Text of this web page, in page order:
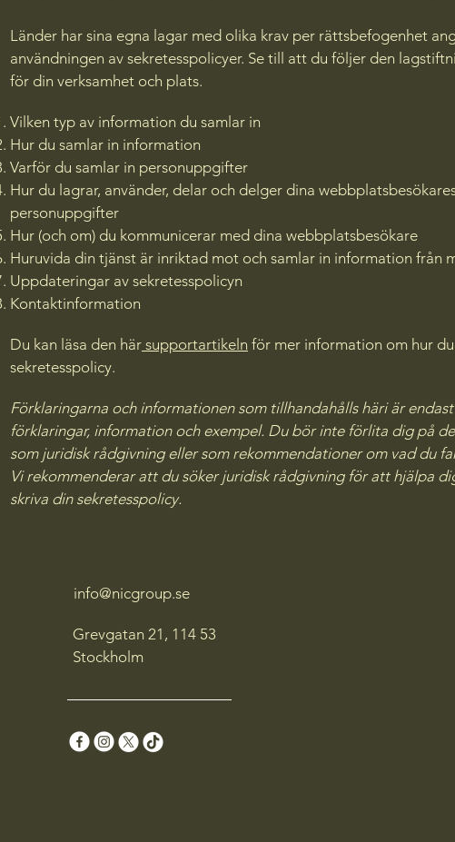
Länder har sina egna lagar med olika krav per rättsbefogenhet
användningen av sekretesspolicyer. Se till att du följer den
för din verksamhet och plats.
Vilken typ av information du samlar in
Hur du samlar in information
Varför du samlar in personuppgifter
Hur du lagrar, använder, delar och delger dina
personuppgifter
Hur (och om) du kommunicerar med dina webbplatsbesökare
Huruvida din tjänst är inriktad mot och samlar in information från
Uppdateringar av sekretesspolicyn
Kontaktinformation
Du kan läsa den här supportartikeln för mer information om hur
sekretesspolicy.
Förklaringarna och informationen som tillhandahålls häri är
förklaringar, information och exempel. Du bör inte förlita dig på
som juridisk rådgivning eller som rekommendationer om vad du
Vi rekommenderar att du söker juridisk rådgivning för att hjälpa
skriva din sekretesspolicy.
info@nicgroup.se
Grevgatan 21, 114 53
Stockholm